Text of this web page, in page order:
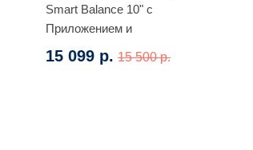
Smart Balance 10" c
Приложением и
Самобалансировкой (Космос)
15 099 р. 15 500 р.